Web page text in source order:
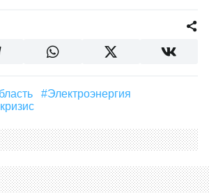
#электроэнергия
кризис